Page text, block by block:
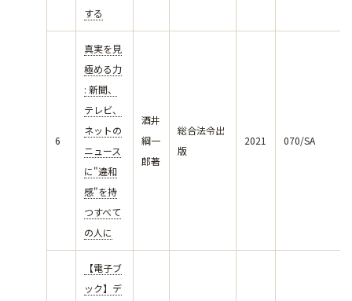
する
6
真実を見
極める力
: 新聞、
テレビ、
ネットの
ニュース
に"違和
感"を持
つすべて
の人に
酒井
綱一
郎著
総合法令出
版
2021 070/SA
【電子ブ
ック】デ